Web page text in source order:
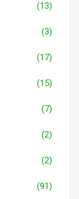
(13)
(3)
(17)
(15)
(7)
(2)
(2)
(91)